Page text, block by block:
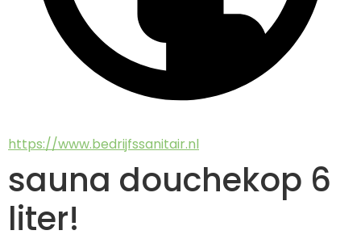
https://www.bedrijfssanitair.nl
sauna douchekop 6
liter!